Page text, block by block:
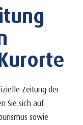
Zeitung der
Sie sich auf
sowie